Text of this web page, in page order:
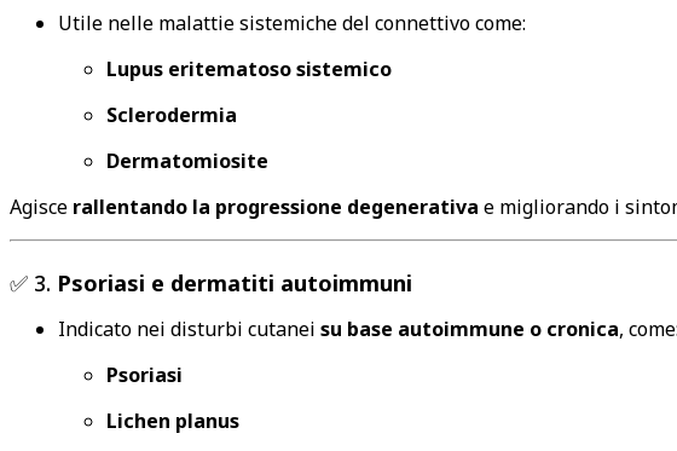
Utile nelle malattie sistemiche del connettivo come:
Lupus eritematoso sistemico
Sclerodermia
Dermatomiosite
Agisce rallentando la progressione degenerativa e migliorando i
✅ 3. Psoriasi e dermatiti autoimmuni
Indicato nei disturbi cutanei su base autoimmune o cronica, come:
Psoriasi
Lichen planus